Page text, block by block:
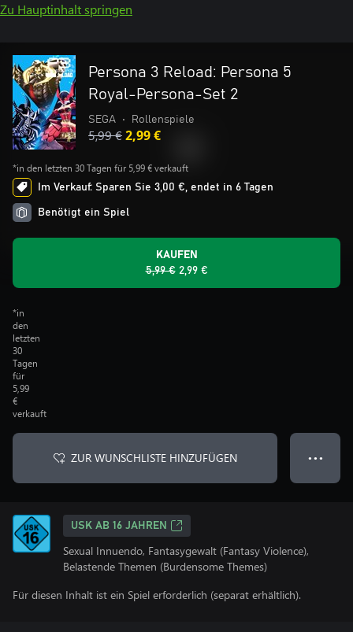
Zu Hauptinhalt springen
Persona 3 Reload: Persona 5
Royal-Persona-Set 2
SEGA • Rollenspiele
5,99 €2,99 €
*in den letzten 30 Tagen für 5,99 € verkauft
Im Verkauf: Sparen Sie 3,00 €, endet in 6 Tagen
Benötigt ein Spiel
KAUFEN
5,99 € 2,99 €
*in
den
letzten
30
Tagen
für
5,99
€
verkauft
ZUR WUNSCHLISTE HINZUFÜGEN ● ● ●
USK AB 16 JAHREN
Sexual Innuendo, Fantasygewalt (Fantasy Violence),
Belastende Themen (Burdensome Themes)
Für diesen Inhalt ist ein Spiel erforderlich (separat erhältlich).